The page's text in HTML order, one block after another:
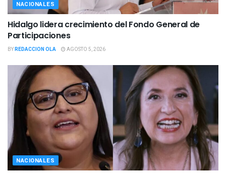
NACIONALES
Hidalgo lidera crecimiento del Fondo General de
Participaciones
BYREDACCION OLA AGOSTO 5, 2026
NACIONALES